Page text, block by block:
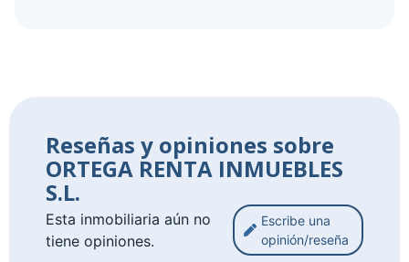
Reseñas y opiniones sobre
ORTEGA RENTA INMUEBLES
S.L.
Esta inmobiliaria aún no
tiene opiniones.
Escribe una
opinión/reseña